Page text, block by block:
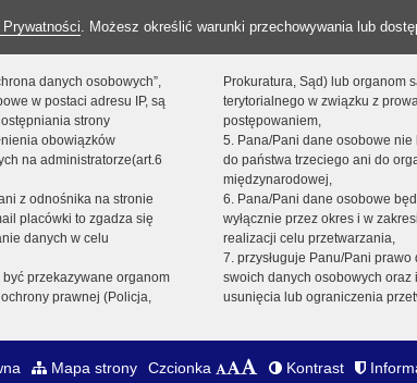
. Możesz określić warunki przechowywania lub
danych osobowych”,
w postaci adresu IP, są
strony
obowiązków
na administratorze(art.6
z odnośnika na stronie
placówki to zgadza się
danych w celu
przekazywane organom
prawnej (Policja,
Prokuratura, Sąd) lub organom
terytorialnego w związku z
postępowaniem,
5. Pana/Pani dane osobowe
do państwa trzeciego ani do
międzynarodowej,
6. Pana/Pani dane osobowe
wyłącznie przez okres i w
realizacji celu przetwarzania,
7. przysługuje Panu/Pani prawo
swoich danych osobowych oraz
usunięcia lub ograniczenia
Mapa strony Czcionka Kontrast